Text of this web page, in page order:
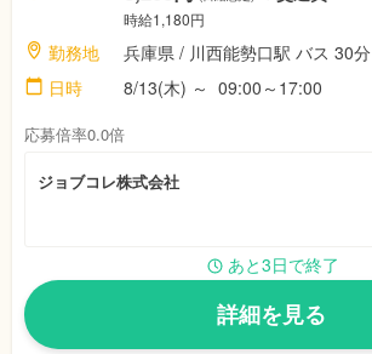
時給1,180円
勤務地
兵庫県 / 川西能勢口駅 バス 30分
日時
8/13(木) ～ 09:00～17:00
応募倍率0.0倍
ジョブコレ株式会社
あと3日で終了
詳細を見る